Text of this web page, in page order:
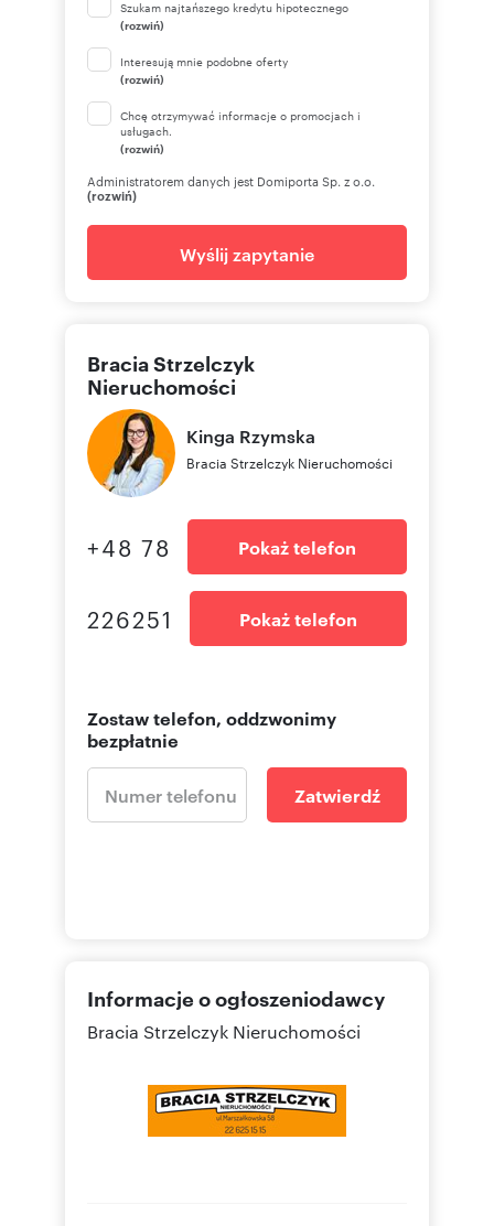
Szukam najtańszego kredytu hipotecznego
(rozwiń)
Interesują mnie podobne oferty
(rozwiń)
Chcę otrzymywać informacje o promocjach i
usługach.
(rozwiń)
Administratorem danych jest Domiporta Sp. z o.o.
(rozwiń)
Wyślij zapytanie
Bracia Strzelczyk
Nieruchomości
Kinga Rzymska
Bracia Strzelczyk Nieruchomości
+48 78 Pokaż telefon
226251 Pokaż telefon
Zostaw telefon, oddzwonimy
bezpłatnie
Zatwierdź
Informacje o ogłoszeniodawcy
Bracia Strzelczyk Nieruchomości